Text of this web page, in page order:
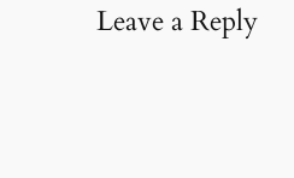
Leave a Reply